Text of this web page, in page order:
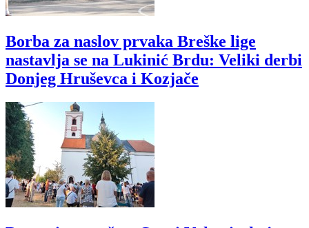
Borba za naslov prvaka Breške lige
nastavlja se na Lukinić Brdu: Veliki derbi
Donjeg Hruševca i Kozjače